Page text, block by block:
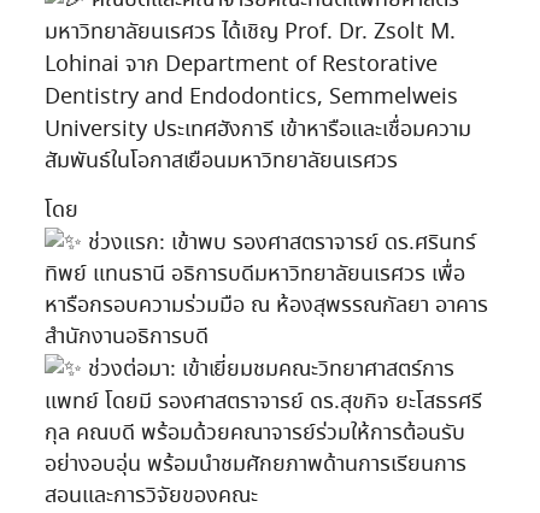
มหาวิทยาลัยนเรศวร ได้เชิญ Prof. Dr. Zsolt M.
Lohinai จาก Department of Restorative
Dentistry and Endodontics, Semmelweis
University ประเทศฮังการี เข้าหารือและเชื่อมความ
สัมพันธ์ในโอกาสเยือนมหาวิทยาลัยนเรศวร
โดย
ช่วงแรก: เข้าพบ รองศาสตราจารย์ ดร.ศรินทร์
ทิพย์ แทนธานี อธิการบดีมหาวิทยาลัยนเรศวร เพื่อ
หารือกรอบความร่วมมือ ณ ห้องสุพรรณกัลยา อาคาร
สำนักงานอธิการบดี
ช่วงต่อมา: เข้าเยี่ยมชมคณะวิทยาศาสตร์การ
แพทย์ โดยมี รองศาสตราจารย์ ดร.สุขกิจ ยะโสธรศรี
กุล คณบดี พร้อมด้วยคณาจารย์ร่วมให้การต้อนรับ
อย่างอบอุ่น พร้อมนำชมศักยภาพด้านการเรียนการ
สอนและการวิจัยของคณะ